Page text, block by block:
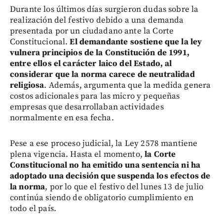
Durante los últimos días surgieron dudas sobre la
realización del festivo debido a una demanda
presentada por un ciudadano ante la Corte
Constitucional.El demandante sostiene que la ley
vulnera principios de la Constitución de 1991,
entre ellos el carácter laico del Estado, al
considerar que la norma carece de neutralidad
religiosa. Además, argumenta que la medida genera
costos adicionales para las micro y pequeñas
empresas que desarrollaban actividades
normalmente en esa fecha.
Pese a ese proceso judicial, la Ley 2578 mantiene
plena vigencia. Hasta el momento,la Corte
Constitucional no ha emitido una sentencia ni ha
adoptado una decisión que suspenda los efectos de
la norma, por lo que el festivo del lunes 13 de julio
continúa siendo de obligatorio cumplimiento en
todo el país.